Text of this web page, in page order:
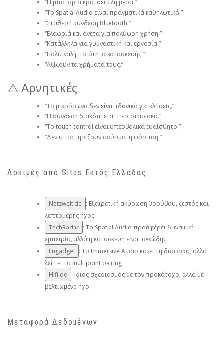
“Η μπαταρία κρατάει όλη μέρα.”
“Το Spatial Audio είναι πραγματικά καθηλωτικό.”
“Σταθερή σύνδεση Bluetooth.”
“Ελαφριά και άνετα για πολύωρη χρήση.”
“Κατάλληλα για γυμναστική και εργασία.”
“Πολύ καλή ποιότητα κατασκευής.”
“Αξίζουν τα χρήματά τους.”
⚠️ Αρνητικές
“Το μικρόφωνο δεν είναι ιδανικό για κλήσεις.”
“Η σύνδεση διακόπτεται περιστασιακά.”
“Το touch control είναι υπερβολικά ευαίσθητο.”
“Δεν υποστηρίζουν ασύρματη φόρτιση.”
Δοκιμές από Sites Εκτός Ελλάδας
Netzwelt.de : Εξαιρετική ακύρωση θορύβου, ζεστός και
λεπτομερής ήχος
TechRadar : Το Spatial Audio προσφέρει δυναμική
εμπειρία, αλλά η κατασκευή είναι ογκώδης
Engadget : Το Immersive Audio κάνει τη διαφορά, αλλά
λείπει το multipoint pairing
Hifi.de : Ίδιος σχεδιασμός με τον προκάτοχο, αλλά με
βελτιωμένο ήχο
Μεταφορά Δεδομένων